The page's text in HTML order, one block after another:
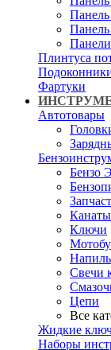
Панель
Плинтуса
Фартуки
Автотовары
Бензо
Ключи
Свечи
Цепи
Все
Жидкие
Наборы